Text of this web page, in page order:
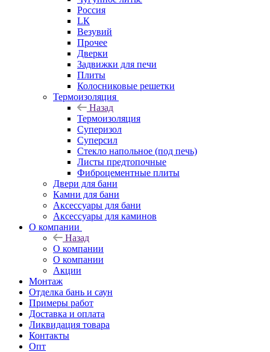
Россия
LК
Везувий
Прочее
Дверки
Задвижки для печи
Плиты
Колосниковые решетки
Термоизоляция
Назад
Термоизоляция
Суперизол
Суперсил
Стекло напольное (под печь)
Листы предтопочные
Фиброцементные плиты
Двери для бани
Камни для бани
Аксессуары для бани
Аксессуары для каминов
О компании
Назад
О компании
О компании
Акции
Монтаж
Отделка бань и саун
Примеры работ
Доставка и оплата
Ликвидация товара
Контакты
Опт